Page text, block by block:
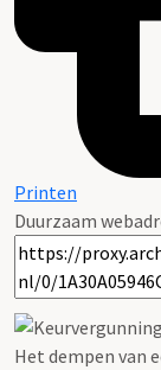
Printen
Duurzaam
Het dempen van